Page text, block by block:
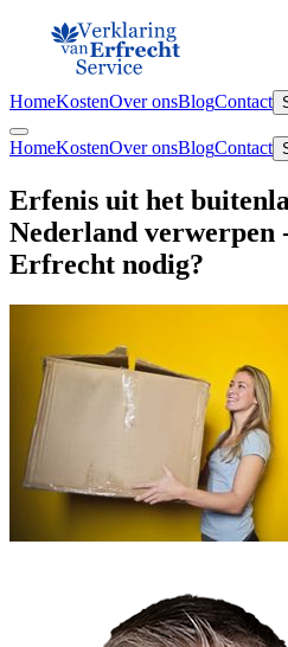
HomeKostenOver onsBlogContact
HomeKostenOver onsBlogContact
Erfenis uit het
Nederland verwerpen
Erfrecht nodig?